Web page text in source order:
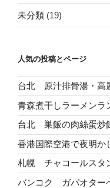
未分類 (19)
人気の投稿とページ
台北 原汁排骨湯・高
青森煮干しラーメンラ
台北 巣飯の肉絲蛋炒
香港国際空港で夜明か
札幌 チャコールスタ
バンコク ガパオター